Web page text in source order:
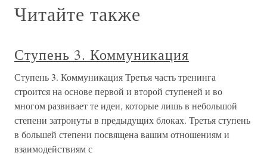
Читайте также
Ступень 3. Коммуникация
Ступень 3. Коммуникация Третья часть тренинга
строится на основе первой и второй ступеней и во
многом развивает те идеи, которые лишь в небольшой
степени затронуты в предыдущих блоках. Третья ступень
в большей степени посвящена вашим отношениям и
взаимодействиям с